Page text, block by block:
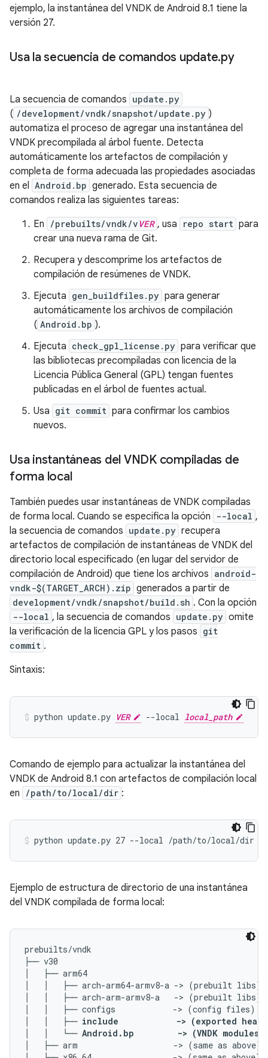
ejemplo, la instantánea del VNDK de Android 8.1 tiene la
versión 27.
Usa la secuencia de comandos update.py
La secuencia de comandos update.py
( /development/vndk/snapshot/update.py )
automatiza el proceso de agregar una instantánea del
VNDK precompilada al árbol fuente. Detecta
automáticamente los artefactos de compilación y
completa de forma adecuada las propiedades asociadas
en el Android.bp generado. Esta secuencia de
comandos realiza las siguientes tareas:
En
/prebuilts/vndk/v VER , usa repo start para
crear una nueva rama de Git.
Recupera y descomprime los artefactos de
compilación de resúmenes de VNDK.
Ejecuta gen_buildfiles.py para generar
automáticamente los archivos de compilación
( Android.bp ).
Ejecuta check_gpl_license.py para verificar que
las bibliotecas precompiladas con licencia de la
Licencia Pública General (GPL) tengan fuentes
publicadas en el árbol de fuentes actual.
Usa git commit para confirmar los cambios
nuevos.
Usa instantáneas del VNDK compiladas de
forma local
También puedes usar instantáneas de VNDK compiladas
de forma local. Cuando se especifica la opción
--local ,
la secuencia de comandos update.py recupera
artefactos de compilación de instantáneas de VNDK del
directorio local especificado (en lugar del servidor de
compilación de Android) que tiene los archivos android-
vndk-$(TARGET_ARCH).zip generados a partir de
development/vndk/snapshot/build.sh . Con la opción
--local , la secuencia de comandos update.py omite
la verificación de la licencia GPL y los pasos git
commit .
Sintaxis:
python update.py VER --local local_path
Comando de ejemplo para actualizar la instantánea del
VNDK de Android 8.1 con artefactos de compilación local
en
/path/to/local/dir :
Ejemplo de estructura de directorio de una instantánea
del VNDK compilada de forma local:
prebuilts/vndk
├── v30
│   ├── arm64
│   │   ├── arch-arm64-armv8-a -> (prebuilt libs)
│   │   ├── arch-arm-armv8-a   -> (prebuilt libs)
│   │   ├── configs            -> (config files)
│   │   ├── include            -> (exported
│   │   └── Android.bp         -> (VNDK modules
│   ├── arm                    -> (same as above)